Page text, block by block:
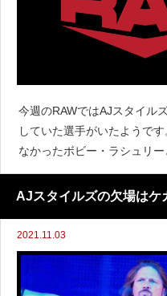
今週のRAWではAJスタイル
していた選手がいたようで
なかったボビー・ラシュリー
のバックステージで不在だ
由については明らかにされて
AJスタイルズの欠場はケ
2021.11.03